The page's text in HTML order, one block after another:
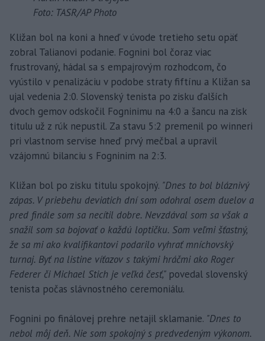
Foto: TASR/AP Photo
Kližan bol na koni a hneď v úvode tretieho setu opäť
zobral Talianovi podanie. Fognini bol čoraz viac
frustrovaný, hádal sa s empajrovým rozhodcom, čo
vyústilo v penalizáciu v podobe straty fiftínu a Kližan sa
ujal vedenia 2:0. Slovenský tenista po zisku ďalších
dvoch gemov odskočil Fogninimu na 4:0 a šancu na zisk
titulu už z rúk nepustil. Za stavu 5:2 premenil po winneri
pri vlastnom servise hneď prvý mečbal a upravil
vzájomnú bilanciu s Fogninim na 2:3.
Kližan bol po zisku titulu spokojný. "Dnes to bol bláznivý
zápas. V priebehu deviatich dní som odohral osem duelov a
pred finále som sa necítil dobre. Nevzdával som sa však a
snažil som sa bojovať o každú loptičku. Som veľmi šťastný,
že sa mi ako kvalifikantovi podarilo vyhrať mníchovský
turnaj. Byť na listine víťazov s takými hráčmi ako Roger
Federer či Michael Stich je veľká česť," povedal slovenský
tenista počas slávnostného ceremoniálu.
Fognini po finálovej prehre netajil sklamanie. "Dnes to
nebol môj deň. Nie som spokojný s predvedeným výkonom.